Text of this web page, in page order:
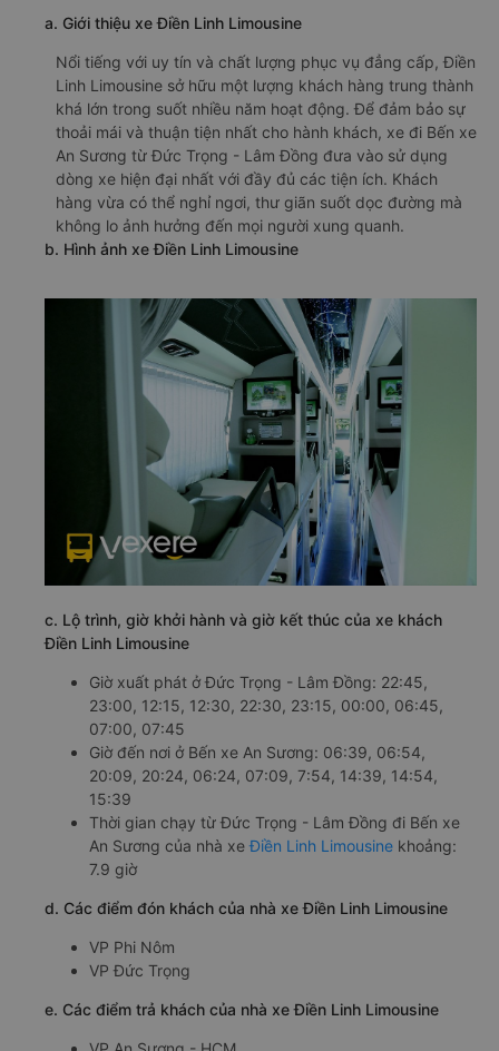
a. Giới thiệu xe Điền Linh Limousine
Nổi tiếng với uy tín và chất lượng phục vụ đẳng cấp, Điền
Linh Limousine sở hữu một lượng khách hàng trung thành
khá lớn trong suốt nhiều năm hoạt động. Để đảm bảo sự
thoải mái và thuận tiện nhất cho hành khách, xe đi Bến xe
An Sương từ Đức Trọng - Lâm Đồng đưa vào sử dụng
dòng xe hiện đại nhất với đầy đủ các tiện ích. Khách
hàng vừa có thể nghỉ ngơi, thư giãn suốt dọc đường mà
không lo ảnh hưởng đến mọi người xung quanh.
b. Hình ảnh xe Điền Linh Limousine
c. Lộ trình, giờ khởi hành và giờ kết thúc của xe khách
Điền Linh Limousine
Giờ xuất phát ở Đức Trọng - Lâm Đồng: 22:45,
23:00, 12:15, 12:30, 22:30, 23:15, 00:00, 06:45,
07:00, 07:45
Giờ đến nơi ở Bến xe An Sương: 06:39, 06:54,
20:09, 20:24, 06:24, 07:09, 7:54, 14:39, 14:54,
15:39
Thời gian chạy từ Đức Trọng - Lâm Đồng đi Bến xe
An Sương của nhà xeĐiền Linh Limousine khoảng:
7.9 giờ
d. Các điểm đón khách của nhà xe Điền Linh Limousine
VP Phi Nôm
VP Đức Trọng
e. Các điểm trả khách của nhà xe Điền Linh Limousine